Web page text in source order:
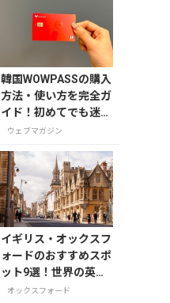
韓国WOWPASSの購入
方法・使い方を完全ガ
イド！初めてでも迷わ
ない
ウェブマガジン
イギリス・オックスフ
ォードのおすすめスポ
ット9選！世界の英知
が集う学問の町を巡る
オックスフォード